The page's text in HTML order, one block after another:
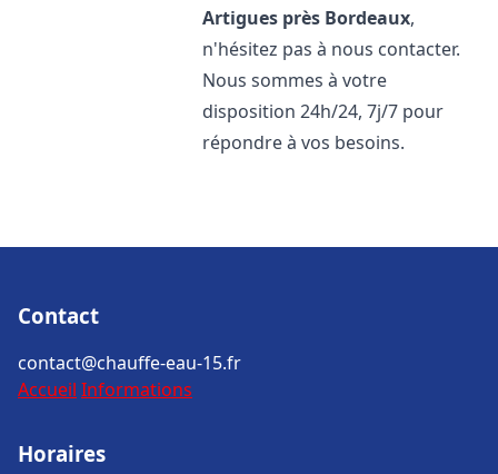
Artigues près Bordeaux,
n'hésitez pas à nous contacter.
Nous sommes à votre
disposition 24h/24, 7j/7 pour
répondre à vos besoins.
Contact
contact@chauffe-eau-15.fr
Accueil Informations
Horaires